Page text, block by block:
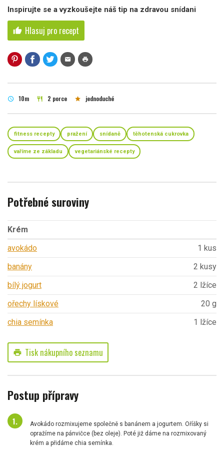
Inspirujte se a vyzkoušejte náš tip na zdravou snídani
thumb_up Hlasuj pro recept
mail print
schedule 10m restaurant 2 porce star jednoduché
fitness recepty pražení snídaně těhotenská cukrovka
vaříme ze základu vegetariánské recepty
Potřebné suroviny
Krém
avokádo
1 kus
banány
2 kusy
bílý jogurt
2 lžíce
ořechy lískové
20 g
chia semínka
1 lžíce
print Tisk nákupního seznamu
Postup přípravy
Avokádo rozmixujeme společně s banánem a jogurtem. Oříšky si
opražíme na pánvičce (bez oleje). Poté již dáme na rozmixovaný
krém a přidáme chia semínka.